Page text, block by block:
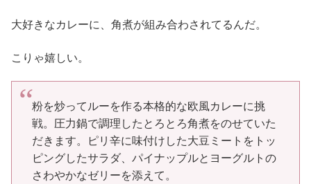
大好きなカレーに、角煮が組み合わされてるんだ。
こりゃ嬉しい。
粉を炒ってルーを作る本格的な欧風カレーに挑
戦。圧力鍋で調理したとろとろ角煮をのせていた
だきます。ピリ辛に味付けした大豆ミートをトッ
ピングしたサラダ、パイナップルとヨーグルトの
さわやかなゼリーを添えて。